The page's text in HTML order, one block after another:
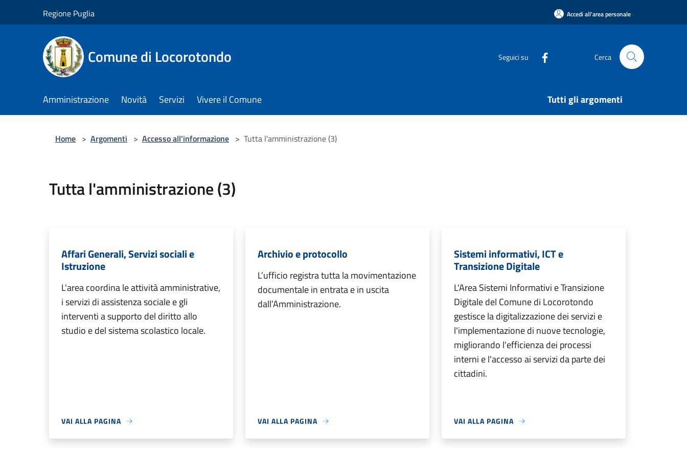
Regione Puglia Accedi all'area personale
Comune di Locorotondo Seguici su Cerca
Amministrazione Novità Servizi Vivere il Comune Tutti gli argomenti
Home > Argomenti > Accesso all'informazione > Tutta l'amministrazione (3)
Tutta l'amministrazione (3)
Affari Generali, Servizi sociali e
Istruzione
L'area coordina le attività amministrative,
i servizi di assistenza sociale e gli
interventi a supporto del diritto allo
studio e del sistema scolastico locale.
VAI ALLA PAGINA
Archivio e protocollo
L’ufficio registra tutta la movimentazione
documentale in entrata e in uscita
dall’Amministrazione.
VAI ALLA PAGINA
Sistemi informativi, ICT e
Transizione Digitale
L'Area Sistemi Informativi e Transizione
Digitale del Comune di Locorotondo
gestisce la digitalizzazione dei servizi e
l'implementazione di nuove tecnologie,
migliorando l'efficienza dei processi
interni e l'accesso ai servizi da parte dei
cittadini.
VAI ALLA PAGINA